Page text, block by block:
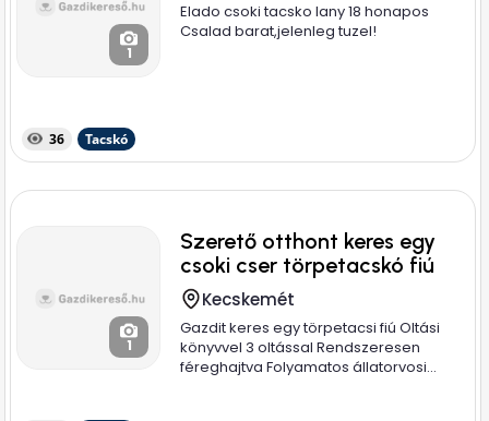
1
Elado csoki tacsko lany 18 honapos
Csalad barat,jelenleg tuzel!
36 Tacskó
1
Szerető otthont keres egy
csoki cser törpetacskó fiú
Kecskemét
Gazdit keres egy törpetacsi fiú Oltási
könyvvel 3 oltással Rendszeresen
féreghajtva Folyamatos állatorvosi...